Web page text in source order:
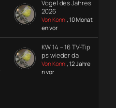
Vogel des Jahres
2026
Von Konni, 10 Monat
en vor
KW 14 – 16 TV-Tip
ps wieder da
Von Konni, 12 Jahre
n vor